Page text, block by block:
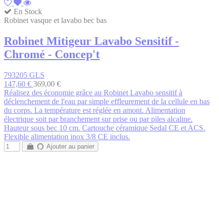
En Stock
Robinet vasque et lavabo bec bas
Robinet Mitigeur Lavabo Sensitif -
Chromé - Concep't
793205 GLS
147,60 € 369,00 €
Réalisez des économie grâce au Robinet Lavabo sensitif à
déclenchement de l'eau par simple effleurement de la cellule en bas
du corps. La température est réglée en amont. Alimentation
électrique soit par branchement sur prise ou par piles alcaline.
Hauteur sous bec 10 cm. Cartouche céramique Sedal CE et ACS.
Flexible alimentation inox 3/8 CE inclus.
Ajouter au panier